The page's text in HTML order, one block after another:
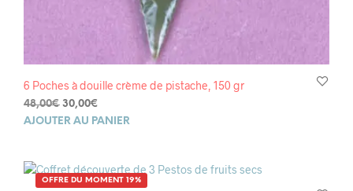
6 Poches à douille crème de pistache, 150 gr
48,00€ Le
prix
48,00€.
30,00€
prix
30,00€.
AJOUTER AU PANIER
OFFRE DU MOMENT 19%